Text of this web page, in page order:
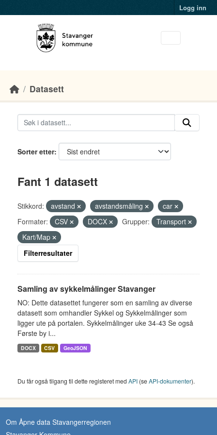
Logg inn
Datasett
Sorter etter
Fant 1 datasett
Stikkord: avstand avstandsmåling
car
Formater:
CSV DOCX Grupper:
Transport
Kart/Map
Filterresultater
Samling av sykkelmålinger Stavanger
NO: Dette datasettet fungerer som en samling av diverse
datasett som omhandler Sykkel og Sykkelmålinger som
ligger ute på portalen. Sykkelmålinger uke 34-43 Se også
Første by i...
DOCX CSV GeoJSON
Du får også tilgang til dette registeret med API (seAPI-dokumenter).
Om Åpne data Stavangerregionen